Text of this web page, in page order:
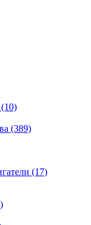
(10)
(389)
(17)